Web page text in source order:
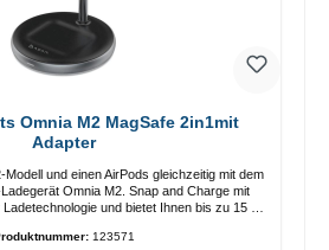
Omnia M2 MagSafe 2in1mit
Adapter
Modell und einen AirPods gleichzeitig mit dem
M2. Snap and Charge mit
und bietet Ihnen bis zu 15 W
mit einstellbarem Ladewinkel eine einfache
123571